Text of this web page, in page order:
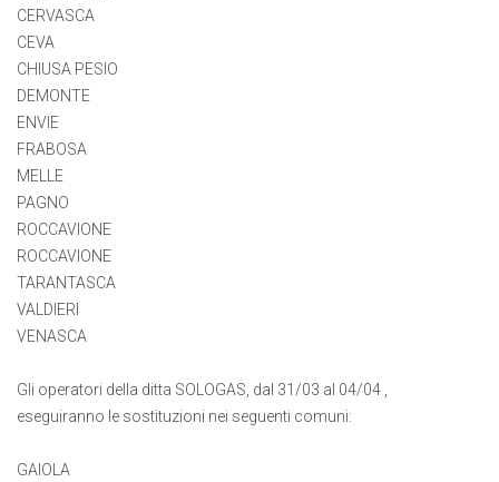
CERVASCA
CEVA
CHIUSA PESIO
DEMONTE
ENVIE
FRABOSA
MELLE
PAGNO
ROCCAVIONE
ROCCAVIONE
TARANTASCA
VALDIERI
VENASCA
Gli operatori della ditta SOLOGAS, dal 31/03 al 04/04 ,
eseguiranno le sostituzioni nei seguenti comuni:
GAIOLA